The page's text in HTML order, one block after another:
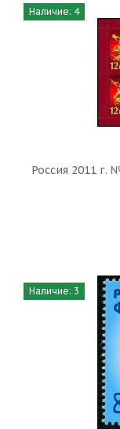
Наличие: 4
Россия 2011 г.
Наличие: 3